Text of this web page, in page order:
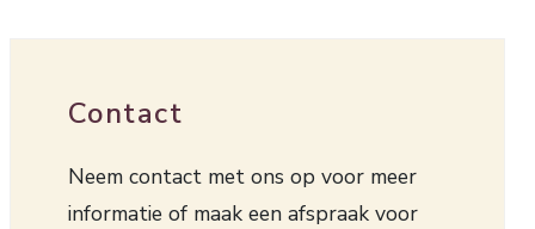
Contact
Neem contact met ons op voor meer
informatie of maak een afspraak voor